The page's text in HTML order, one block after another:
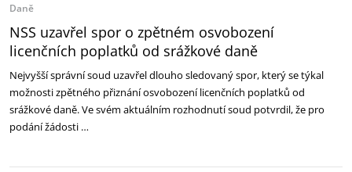
Daně
NSS uzavřel spor o zpětném osvobození
licenčních poplatků od srážkové daně
Nejvyšší správní soud uzavřel dlouho sledovaný spor, který se týkal
možnosti zpětného přiznání osvobození licenčních poplatků od
srážkové daně. Ve svém aktuálním rozhodnutí soud potvrdil, že pro
podání žádosti …